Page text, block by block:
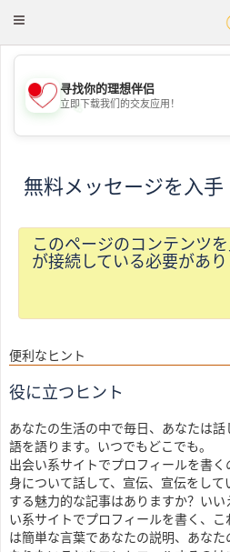
Toggle
💖
寻找你的理想伴侣
立即下载我们的交友应用！
無料メッセージを入
このページのコンテンツ
が接続している必要があり
便利なヒント
役に立つヒント
あなたの生活の中で毎日、あなたは
語を語ります。いつでもどこでも。
出会い系サイトでプロフィールを書
身について話して、宣伝、宣伝をし
する魅力的な記事はありますか？い
い系サイトでプロフィールを書く、
は簡単な言葉であなたの説明、あな